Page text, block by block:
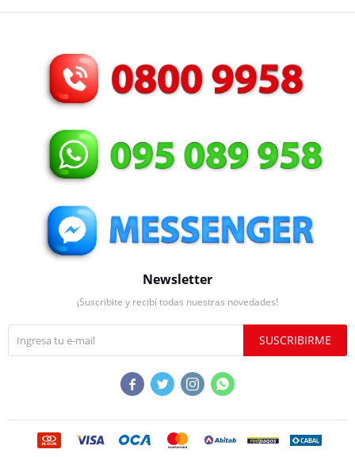
Newsletter
¡Suscribite y recibí todas nuestras novedades!
SUSCRIBIRME
   